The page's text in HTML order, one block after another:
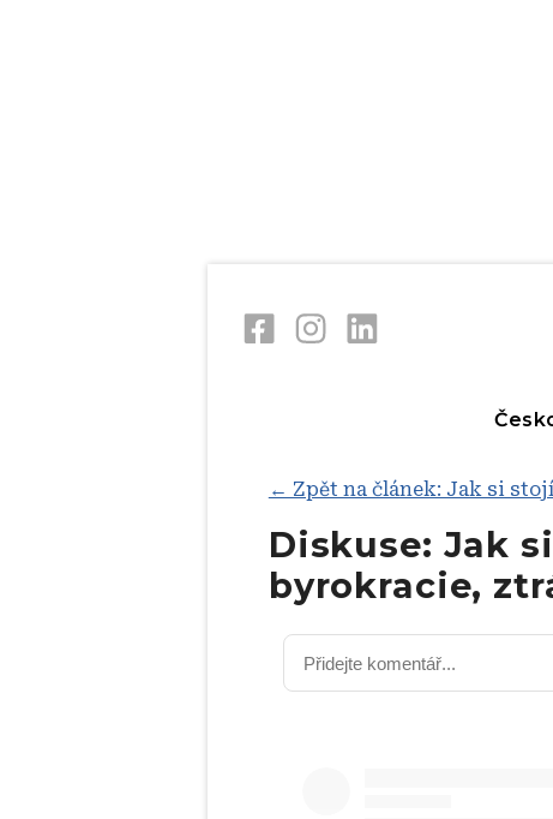
← Zpět na článek: Jak si
Diskuse: Jak
byrokracie,